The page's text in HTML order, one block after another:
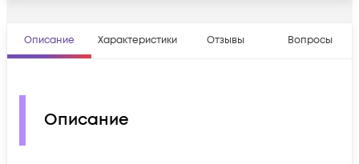
Описание Характеристики Отзывы Вопросы
Описание